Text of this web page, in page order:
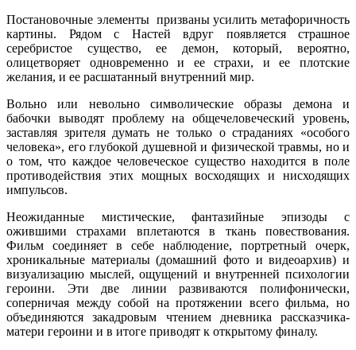
Постановочные элементы призваны усилить метафоричность
картины. Рядом с Настей вдруг появляется страшное
серебристое существо, ее демон, который, вероятно,
олицетворяет одновременно и ее страхи, и ее плотские
желания, и ее расшатанный внутренний мир.
Вольно или невольно символические образы демона и
бабочки выводят проблему на общечеловеческий уровень,
заставляя зрителя думать не только о страданиях «особого
человека», его глубокой душевной и физической травмы, но и
о том, что каждое человеческое существо находится в поле
противодействия этих мощных восходящих и нисходящих
импульсов.
Неожиданные мистические, фантазийные эпизоды с
ожившими страхами вплетаются в ткань повествования.
Фильм соединяет в себе наблюдение, портретный очерк,
хроникальные материалы (домашний фото и видеоархив) и
визуализацию мыслей, ощущений и внутренней психологии
героини. Эти две линии развиваются полифонически,
соперничая между собой на протяжении всего фильма, но
объединяются закадровым чтением дневника рассказчика-
матери героини и в итоге приводят к открытому финалу.